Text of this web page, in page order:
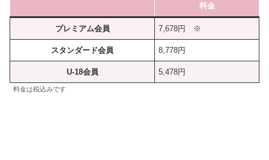
料金
プレミアム会員 7,678円 ※
スタンダード会員 8,778円
U-18会員 5,478円
料金は税込みです